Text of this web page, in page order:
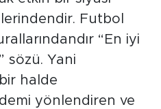
Futbol
“En iyi
sözü. Yani
halde
yönlendiren ve